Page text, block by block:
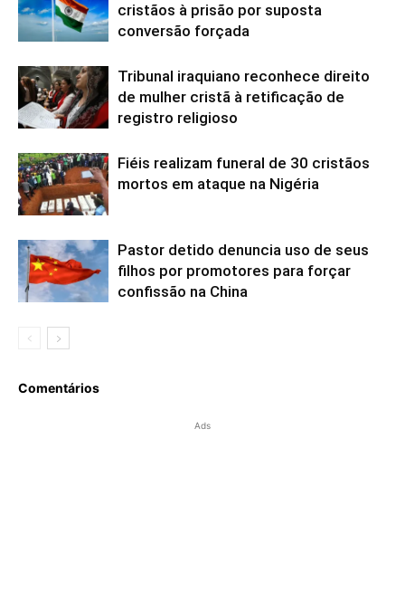
cristãos à prisão por suposta
conversão forçada
Tribunal iraquiano reconhece direito
de mulher cristã à retificação de
registro religioso
Fiéis realizam funeral de 30 cristãos
mortos em ataque na Nigéria
Pastor detido denuncia uso de seus
filhos por promotores para forçar
confissão na China
Comentários
Ads